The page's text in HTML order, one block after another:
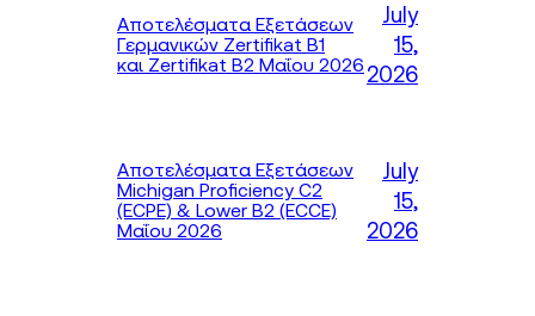
Αποτελέσματα Εξετάσεων
Γερμανικών Zertifikat B1
και Zertifikat B2 Μαΐου 2026
July
15,
2026
Αποτελέσματα Εξετάσεων
Michigan Proficiency C2
(ECPE) & Lower B2 (ECCE)
Μαΐου 2026
July
15,
2026